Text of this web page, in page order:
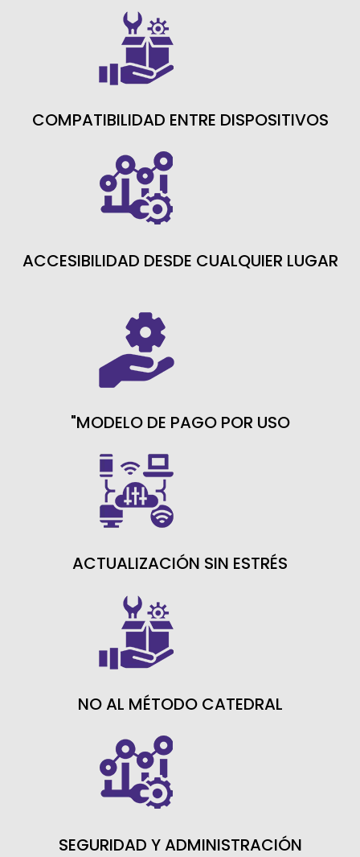
COMPATIBILIDAD ENTRE DISPOSITIVOS
ACCESIBILIDAD DESDE CUALQUIER LUGAR
"MODELO DE PAGO POR USO
ACTUALIZACIÓN SIN ESTRÉS
NO AL MÉTODO CATEDRAL
SEGURIDAD Y ADMINISTRACIÓN